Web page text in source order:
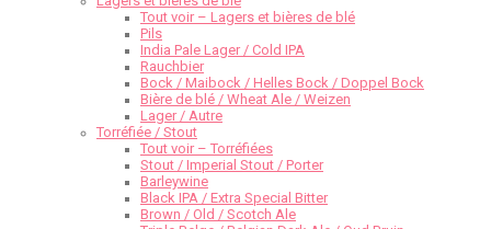
Tout voir – Lagers et bières de blé
Pils
India Pale Lager / Cold IPA
Rauchbier
Bock / Maibock / Helles Bock / Doppel Bock
Bière de blé / Wheat Ale / Weizen
Lager / Autre
Torréfiée / Stout
Tout voir – Torréfiées
Stout / Imperial Stout / Porter
Barleywine
Black IPA / Extra Special Bitter
Brown / Old / Scotch Ale